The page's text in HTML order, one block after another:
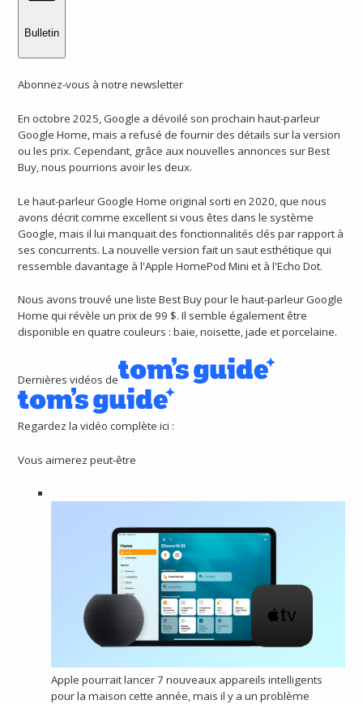
Bulletin
Abonnez-vous à notre newsletter
En octobre 2025, Google a dévoilé son prochain haut-parleur
Google Home, mais a refusé de fournir des détails sur la version
ou les prix. Cependant, grâce aux nouvelles annonces sur Best
Buy, nous pourrions avoir les deux.
Le haut-parleur Google Home original sorti en 2020, que nous
avons décrit comme excellent si vous êtes dans le système
Google, mais il lui manquait des fonctionnalités clés par rapport à
ses concurrents. La nouvelle version fait un saut esthétique qui
ressemble davantage à l'Apple HomePod Mini et à l'Echo Dot.
Nous avons trouvé une liste Best Buy pour le haut-parleur Google
Home qui révèle un prix de 99 $. Il semble également être
disponible en quatre couleurs : baie, noisette, jade et porcelaine.
Dernières vidéos de
Regardez la vidéo complète ici :
Vous aimerez peut-être
Apple pourrait lancer 7 nouveaux appareils intelligents
pour la maison cette année, mais il y a un problème